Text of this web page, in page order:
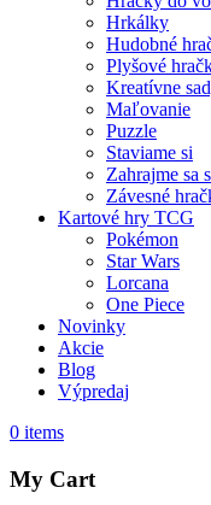
Hrkálky
Hudobné
Plyšové
Kreatívne
Maľovanie
Puzzle
Staviame si
Zahrajme sa
Závesné
Kartové hry TCG
Pokémon
Star Wars
Lorcana
One Piece
Novinky
Akcie
Blog
Výpredaj
0 items
My Cart